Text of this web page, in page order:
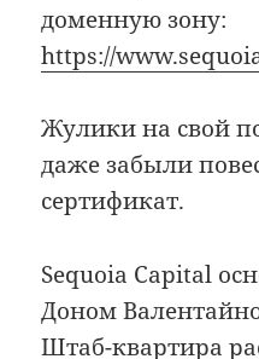
доменную зону:
https://
Жулики на свой
даже забыли
сертификат.
Sequoia Capital
Доном
Штаб-квартира